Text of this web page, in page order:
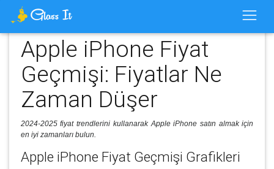
Apple iPhone Fiyat
Geçmişi: Fiyatlar Ne
Zaman Düşer
2024-2025 fiyat trendlerini kullanarak Apple iPhone satın almak için
en iyi zamanları bulun.
Apple iPhone Fiyat Geçmişi Grafikleri